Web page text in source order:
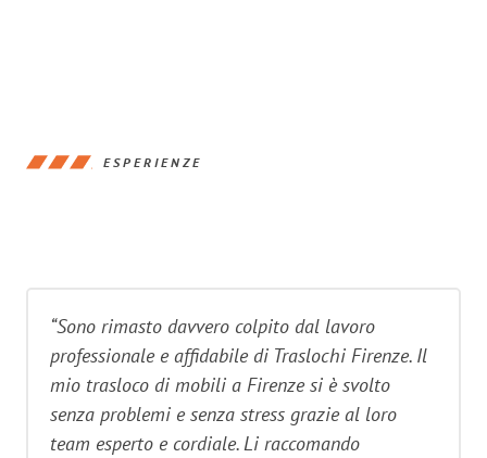
ESPERIENZE
“Sono rimasto davvero colpito dal lavoro
professionale e affidabile di Traslochi Firenze. Il
mio trasloco di mobili a Firenze si è svolto
senza problemi e senza stress grazie al loro
team esperto e cordiale. Li raccomando